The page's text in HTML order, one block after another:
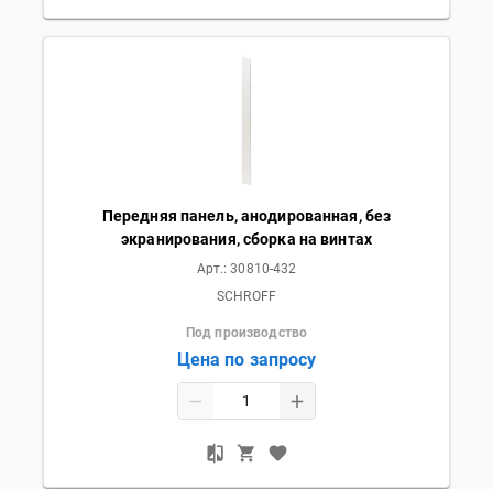
Передняя панель, анодированная, без
экранирования, сборка на винтах
Арт.:30810-432
SCHROFF
Под производство
Цена по запросу